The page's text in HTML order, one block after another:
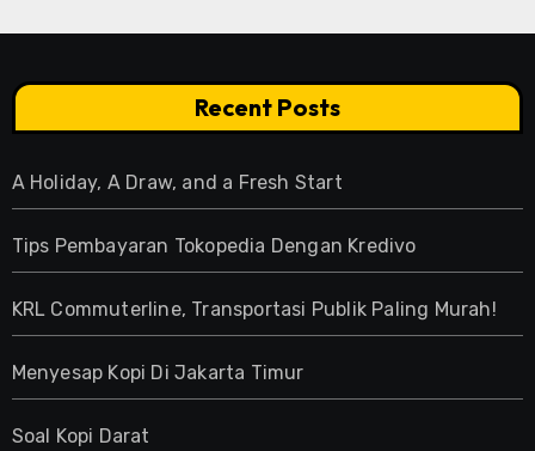
Recent Posts
A Holiday, A Draw, and a Fresh Start
Tips Pembayaran Tokopedia Dengan Kredivo
KRL Commuterline, Transportasi Publik Paling Murah!
Menyesap Kopi Di Jakarta Timur
Soal Kopi Darat